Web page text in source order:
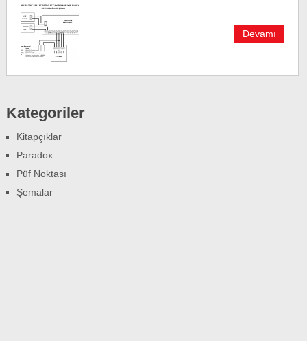
Devamı
Kategoriler
Kitapçıklar
Paradox
Püf Noktası
Şemalar